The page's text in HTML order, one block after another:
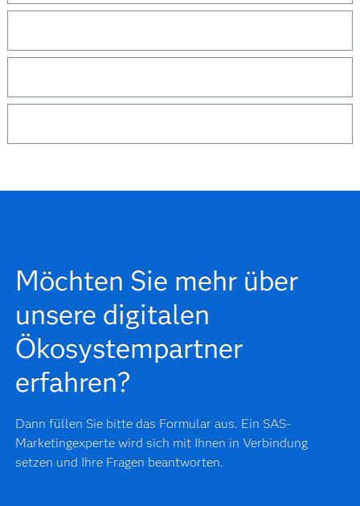
Möchten Sie mehr über
unsere digitalen
Ökosystempartner
erfahren?
Dann füllen Sie bitte das Formular aus. Ein SAS-
Marketingexperte wird sich mit Ihnen in Verbindung
setzen und Ihre Fragen beantworten.